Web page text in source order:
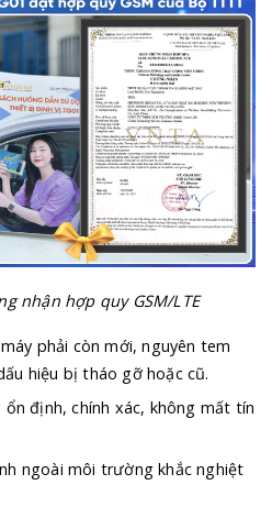
nhận hợp quy GSM/LTE
phải còn mới, nguyên tem
hiệu bị tháo gỡ hoặc cũ.
định, chính xác, không mất tín
ngoài môi trường khắc nghiệt